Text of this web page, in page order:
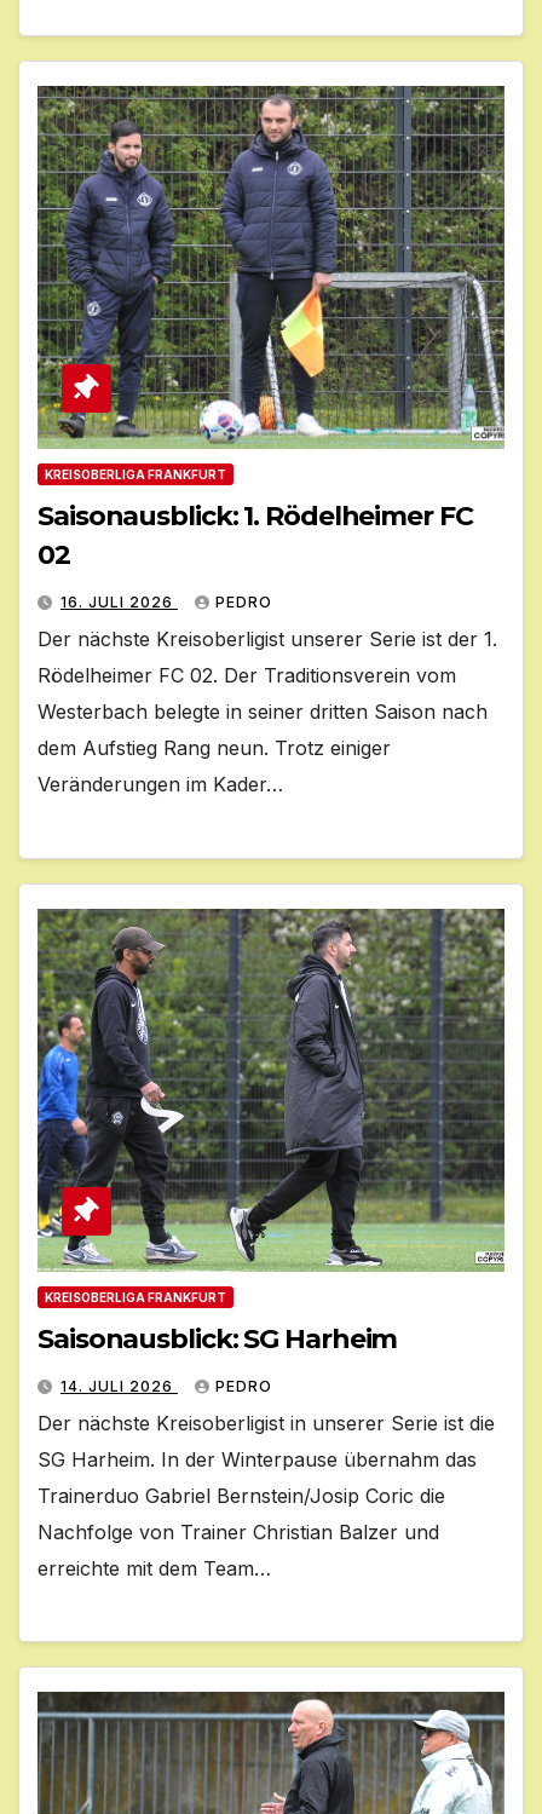
KREISOBERLIGA FRANKFURT
Saisonausblick: 1. Rödelheimer FC
02
16. JULI 2026 PEDRO
Der nächste Kreisoberligist unserer Serie ist der 1.
Rödelheimer FC 02. Der Traditionsverein vom
Westerbach belegte in seiner dritten Saison nach
dem Aufstieg Rang neun. Trotz einiger
Veränderungen im Kader…
KREISOBERLIGA FRANKFURT
Saisonausblick: SG Harheim
14. JULI 2026 PEDRO
Der nächste Kreisoberligist in unserer Serie ist die
SG Harheim. In der Winterpause übernahm das
Trainerduo Gabriel Bernstein/Josip Coric die
Nachfolge von Trainer Christian Balzer und
erreichte mit dem Team…